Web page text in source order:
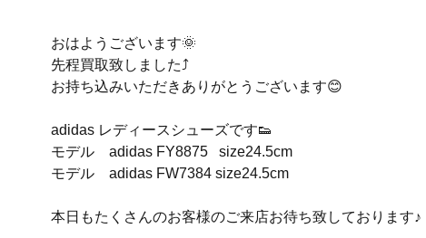
おはようございます🌞
先程買取致しました⤴️
お持ち込みいただきありがとうございます😊
adidas レディースシューズです👟
モデル　adidas FY8875   size24.5cm
モデル　adidas FW7384 size24.5cm
本日もたくさんのお客様のご来店お待ち致しております♪